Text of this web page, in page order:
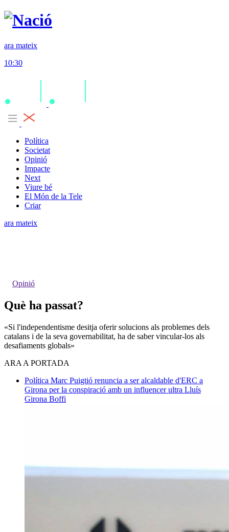
ara mateix
10:30
Política
Societat
Opinió
Impacte
Next
Viure bé
El Món de la Tele
Criar
ara mateix
Opinió
Què ha passat?
«Si l'independentisme desitja oferir solucions als problemes dels
catalans i de la seva governabilitat, ha de saber vincular-los als
desafiaments globals»
ARA A PORTADA
Política Marc Puigtió renuncia a ser alcaldable d'ERC a
Girona per la conspiració amb un influencer ultra Lluís
Girona Boffi